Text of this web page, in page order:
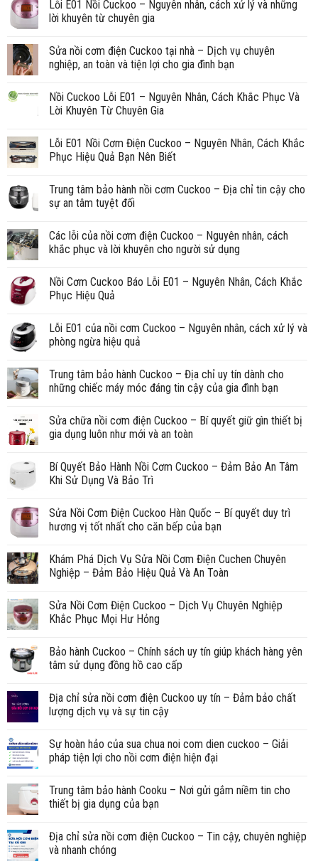
Lỗi E01 Nồi Cuckoo – Nguyên nhân, cách xử lý và những
lời khuyên từ chuyên gia
Sửa nồi cơm điện Cuckoo tại nhà – Dịch vụ chuyên
nghiệp, an toàn và tiện lợi cho gia đình bạn
Nồi Cuckoo Lỗi E01 – Nguyên Nhân, Cách Khắc Phục Và
Lời Khuyên Từ Chuyên Gia
Lỗi E01 Nồi Cơm Điện Cuckoo – Nguyên Nhân, Cách Khắc
Phục Hiệu Quả Bạn Nên Biết
Trung tâm bảo hành nồi cơm Cuckoo – Địa chỉ tin cậy cho
sự an tâm tuyệt đối
Các lỗi của nồi cơm điện Cuckoo – Nguyên nhân, cách
khắc phục và lời khuyên cho người sử dụng
Nồi Cơm Cuckoo Báo Lỗi E01 – Nguyên Nhân, Cách Khắc
Phục Hiệu Quả
Lỗi E01 của nồi cơm Cuckoo – Nguyên nhân, cách xử lý và
phòng ngừa hiệu quả
Trung tâm bảo hành Cuckoo – Địa chỉ uy tín dành cho
những chiếc máy móc đáng tin cậy của gia đình bạn
Sửa chữa nồi cơm điện Cuckoo – Bí quyết giữ gìn thiết bị
gia dụng luôn như mới và an toàn
Bí Quyết Bảo Hành Nồi Cơm Cuckoo – Đảm Bảo An Tâm
Khi Sử Dụng Và Bảo Trì
Sửa Nồi Cơm Điện Cuckoo Hàn Quốc – Bí quyết duy trì
hương vị tốt nhất cho căn bếp của bạn
Khám Phá Dịch Vụ Sửa Nồi Cơm Điện Cuchen Chuyên
Nghiệp – Đảm Bảo Hiệu Quả Và An Toàn
Sửa Nồi Cơm Điện Cuckoo – Dịch Vụ Chuyên Nghiệp
Khắc Phục Mọi Hư Hỏng
Bảo hành Cuckoo – Chính sách uy tín giúp khách hàng yên
tâm sử dụng đồng hồ cao cấp
Địa chỉ sửa nồi cơm điện Cuckoo uy tín – Đảm bảo chất
lượng dịch vụ và sự tin cậy
Sự hoàn hảo của sua chua noi com dien cuckoo – Giải
pháp tiện lợi cho nồi cơm điện hiện đại
Trung tâm bảo hành Cooku – Nơi gửi gắm niềm tin cho
thiết bị gia dụng của bạn
Địa chỉ sửa nồi cơm điện Cuckoo – Tin cậy, chuyên nghiệp
và nhanh chóng